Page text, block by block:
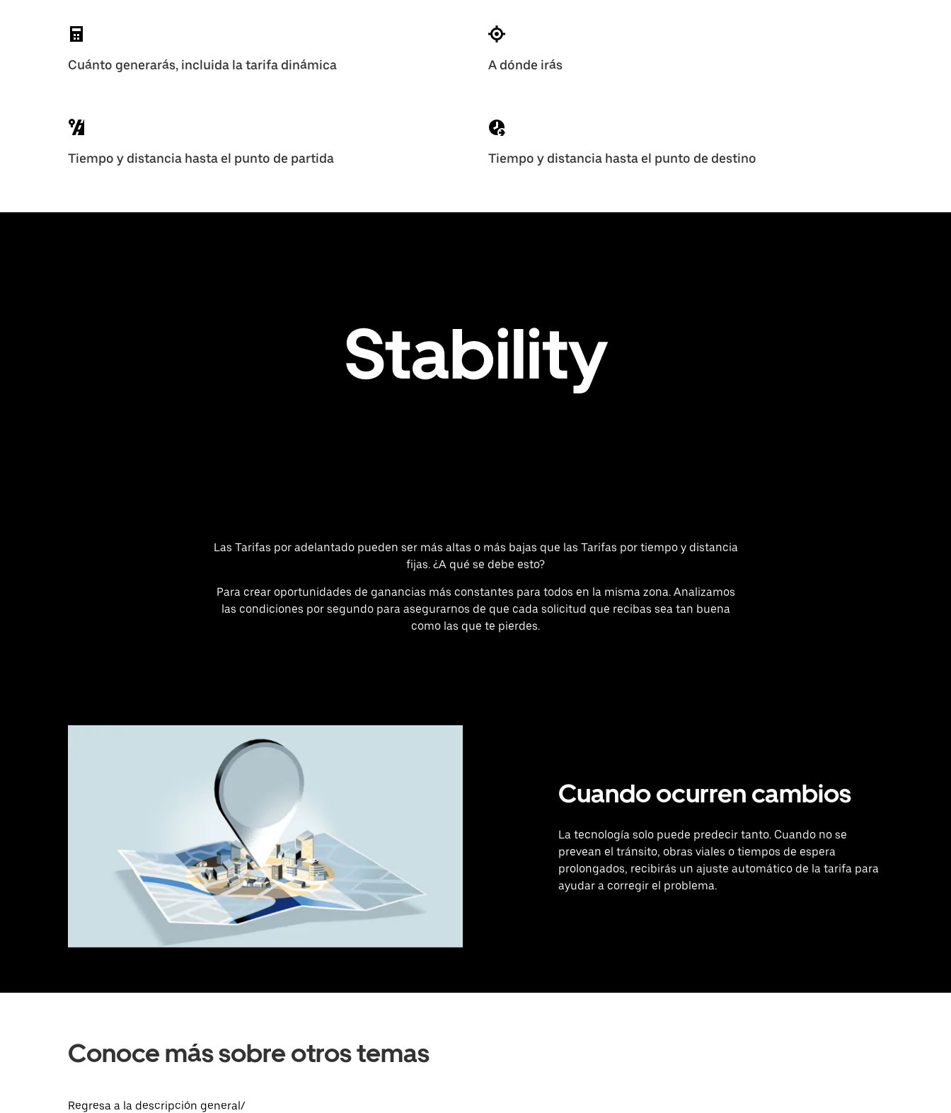
Cuánto generarás, incluida la tarifa dinámica A dónde irás
Tiempo y distancia hasta el punto de partida Tiempo y distancia hasta el punto de destino
Las Tarifas por adelantado pueden ser más altas o más bajas que las Tarifas por tiempo y distancia
fijas. ¿A qué se debe esto?
Para crear oportunidades de ganancias más constantes para todos en la misma zona. Analizamos
las condiciones por segundo para asegurarnos de que cada solicitud que recibas sea tan buena
como las que te pierdes.
Cuando ocurren cambios
La tecnología solo puede predecir tanto. Cuando no se
prevean el tránsito, obras viales o tiempos de espera
prolongados, recibirás un ajuste automático de la tarifa para
ayudar a corregir el problema.
Conoce más sobre otros temas
Regresa a la descripción general/